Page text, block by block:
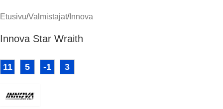
Etusivu/Valmistajat/Innova
Innova Star Wraith
11 5 -1 3